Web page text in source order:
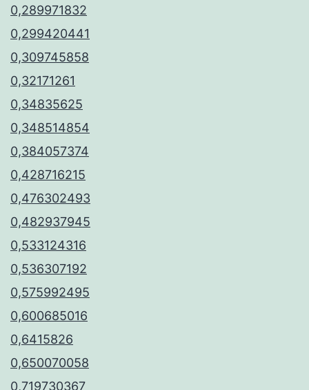
0,289971832
0,299420441
0,309745858
0,32171261
0,34835625
0,348514854
0,384057374
0,428716215
0,476302493
0,482937945
0,533124316
0,536307192
0,575992495
0,600685016
0,6415826
0,650070058
0,719730367